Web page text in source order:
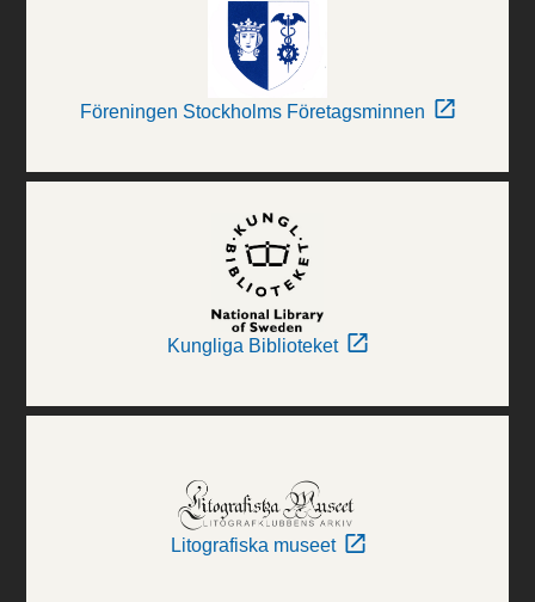
Föreningen Stockholms Företagsminnen
Kungliga Biblioteket
Litografiska museet